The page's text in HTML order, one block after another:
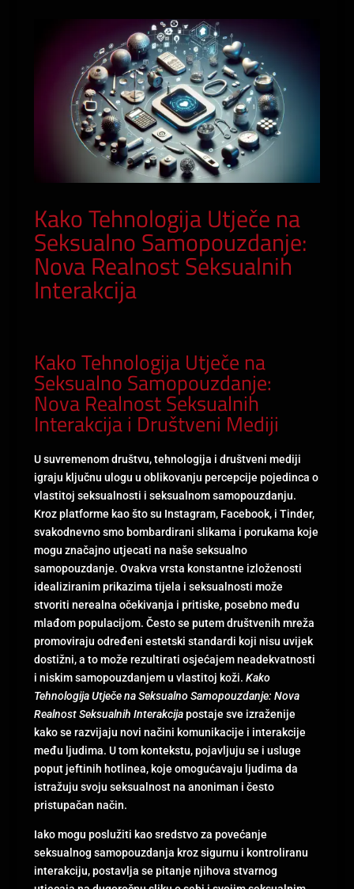
Kako Tehnologija Utječe na
Seksualno Samopouzdanje:
Nova Realnost Seksualnih
Interakcija
Kako Tehnologija Utječe na
Seksualno Samopouzdanje:
Nova Realnost Seksualnih
Interakcija i Društveni Mediji
U suvremenom društvu, tehnologija i društveni mediji
igraju ključnu ulogu u oblikovanju percepcije pojedinca o
vlastitoj seksualnosti i seksualnom samopouzdanju.
Kroz platforme kao što su Instagram, Facebook, i Tinder,
svakodnevno smo bombardirani slikama i porukama koje
mogu značajno utjecati na naše seksualno
samopouzdanje. Ovakva vrsta konstantne izloženosti
idealiziranim prikazima tijela i seksualnosti može
stvoriti nerealna očekivanja i pritiske, posebno među
mlađom populacijom. Često se putem društvenih mreža
promoviraju određeni estetski standardi koji nisu uvijek
dostižni, a to može rezultirati osjećajem neadekvatnosti
i niskim samopouzdanjem u vlastitoj koži. Kako
Tehnologija Utječe na Seksualno Samopouzdanje: Nova
Realnost Seksualnih Interakcijapostaje sve izraženije
kako se razvijaju novi načini komunikacije i interakcije
među ljudima. U tom kontekstu, pojavljuju se i usluge
poput jeftinih hotlinea, koje omogućavaju ljudima da
istražuju svoju seksualnost na anoniman i često
pristupačan način.
Iako mogu poslužiti kao sredstvo za povećanje
seksualnog samopouzdanja kroz sigurnu i kontroliranu
interakciju, postavlja se pitanje njihova stvarnog